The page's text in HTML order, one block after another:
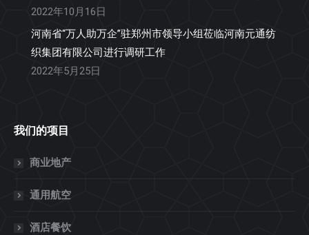
2022年10月16日
河南省“万人助万企”驻郑州市领导小组莅临河南元通纺
织集团有限公司进行调研工作
2022年5月25日
我们的项目
商业地产
通用航空
酒店餐饮